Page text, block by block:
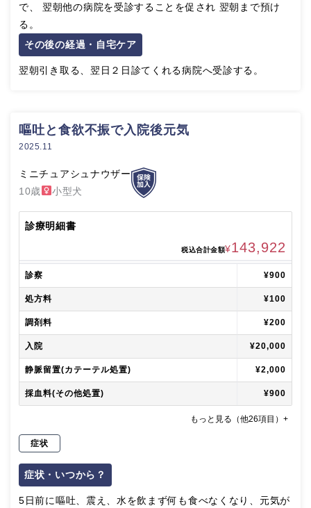
で、 翌朝他の病院を受診することを促され 翌朝まで預け
る。
その後の経過・自宅ケア
翌朝引き取る、翌日２日診てくれる病院へ受診する。
嘔吐と食欲不振で入院後元気
2025.11
ミニチュアシュナウザー
10歳
小型犬
診療明細書
税込合計金額¥143,922
診察 ¥900
処方料 ¥100
調剤料 ¥200
入院 ¥20,000
静脈留置(カテーテル処置) ¥2,000
採血料(その他処置) ¥900
もっと見る（他26項目）+
症状
症状・いつから？
5日前に嘔吐、震え、水を飲まず何も食べなくなり、元気が